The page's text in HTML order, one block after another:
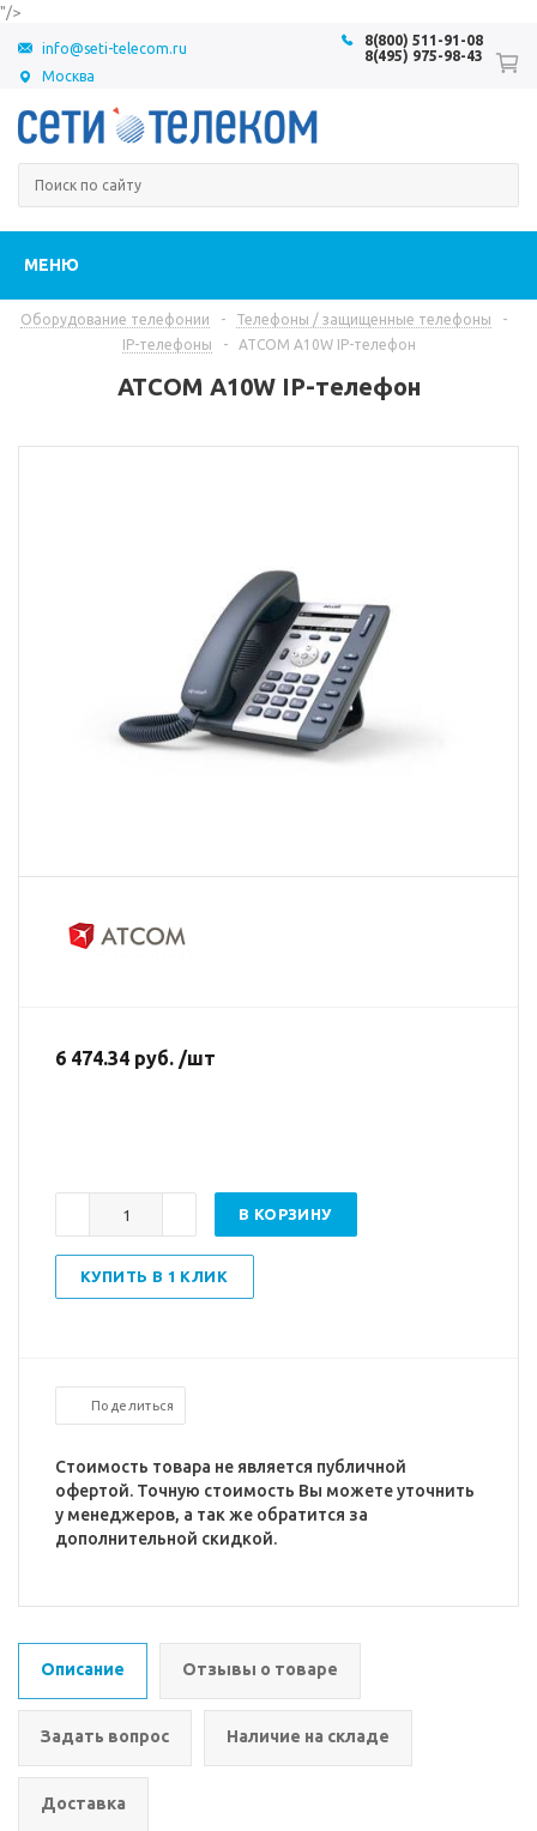
"/>
Москва
8(800) 511-91-08
8(495) 975-98-43
info@seti-telecom.ru
МЕНЮ
Оборудование телефонии - Телефоны / защищенные телефоны
-
IP-телефоны
- ATCOM A10W IP-телефон
ATCOM A10W IP-телефон
6 474.34 руб. /шт
В КОРЗИНУ
КУПИТЬ В 1 КЛИК
Поделиться
Стоимость товара не является публичной
офертой. Точную стоимость Вы можете уточнить
у менеджеров, а так же обратится за
дополнительной скидкой.
Описание Отзывы о товаре
Задать вопрос Наличие на складе
Доставка